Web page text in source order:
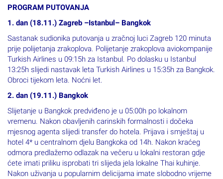
PROGRAM PUTOVANJA
1. dan (18.11.) Zagreb –Istanbul– Bangkok
Sastanak sudionika putovanja u zračnoj luci Zagreb 120 minuta
prije polijetanja zrakoplova. Polijetanje zrakoplova aviokompanije
Turkish Airlines u 09:15h za Istanbul. Po dolasku u Istanbul
13:25h slijedi nastavak leta Turkish Airlines u 15:35h za Bangkok.
Obroci tijekom leta. Noćni let.
2. dan (19.11.) Bangkok
Slijetanje u Bangkok predviđeno je u 05:00h po lokalnom
vremenu. Nakon obavljenih carinskih formalnosti i dočeka
mjesnog agenta slijedi transfer do hotela. Prijava i smještaj u
hotel 4* u centralnom djelu Bangkoka od 14h. Nakon kraćeg
odmora predlažemo odlazak na večeru u lokalni restoran gdje
ćete imati priliku isprobati tri slijeda jela lokalne Thai kuhinje.
Nakon uživanja u popularnim delicijama imate slobodno vrijeme